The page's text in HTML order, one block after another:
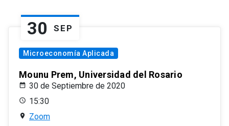
30 SEP
Microeconomía Aplicada
Mounu Prem, Universidad del Rosario
30 de Septiembre de 2020
15:30
Zoom